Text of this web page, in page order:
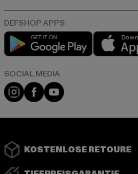
Play market
Instagram
FacebookYouTube
KOSTENLOSE RETOURE